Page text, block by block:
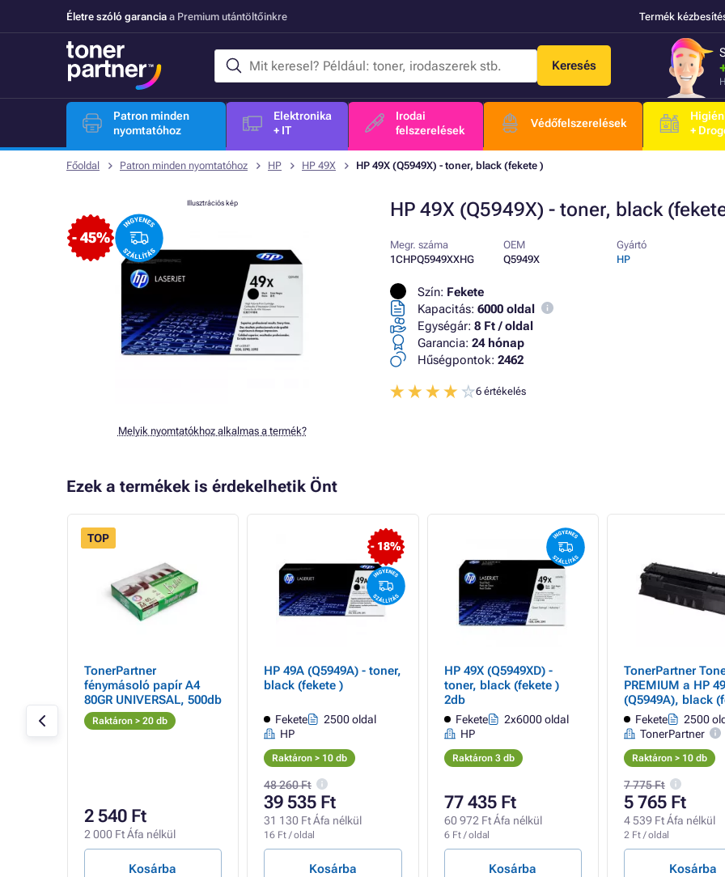
Életre szóló garancia a Premium utántöltőinkre Termék
Keresés
Patron minden
nyomtatóhoz
Elektronika
+ IT
Irodai
felszerelések
Védőfelszerelések
+
Főoldal Patron minden nyomtatóhoz HP HP 49X HP 49X (Q5949X) - toner, black (fekete )
HP 49X (Q5949X) - toner, black
- 45%
Illusztrációs kép
Melyik nyomtatókhoz alkalmas a termék?
Megr. száma
1CHPQ5949XXHG
OEM
Q5949X
Gyártó
HP
Szín: Fekete
Kapacitás: 6000 oldal
Egységár: 8 Ft / oldal
Garancia: 24 hónap
Hűségpontok: 2462
6 értékelés
Ezek a termékek is érdekelhetik Önt
TOP
TonerPartner
fénymásoló papír A4
80GR UNIVERSAL, 500db
Raktáron > 20 db
2 540 Ft
2 000 Ft Áfa nélkül
Kosárba
- 18%
HP 49A (Q5949A) - toner,
black (fekete )
Fekete
2500 oldal
HP
Raktáron > 10 db
48 260 Ft
39 535 Ft
31 130 Ft Áfa nélkül
16 Ft / oldal
Kosárba
HP 49X (Q5949XD) -
toner, black (fekete )
2db
Fekete
2x6000 oldal
HP
Raktáron 3 db
77 435 Ft
60 972 Ft Áfa nélkül
6 Ft / oldal
Kosárba
TonerPartner
PREMIUM a HP
(Q5949A), black
számára
Fekete
2500
TonerPartner
Raktáron > 10 db
7 775 Ft
5 765 Ft
4 539 Ft Áfa nélkül
2 Ft / oldal
Kosárba